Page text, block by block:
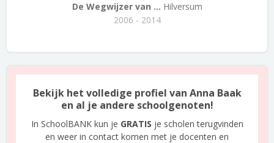
De Wegwijzer van ... Hilversum
2006 - 2014
Bekijk het volledige profiel van Anna Baak
en al je andere schoolgenoten!
In SchoolBANK kun je GRATIS je scholen terugvinden
en weer in contact komen met je docenten en